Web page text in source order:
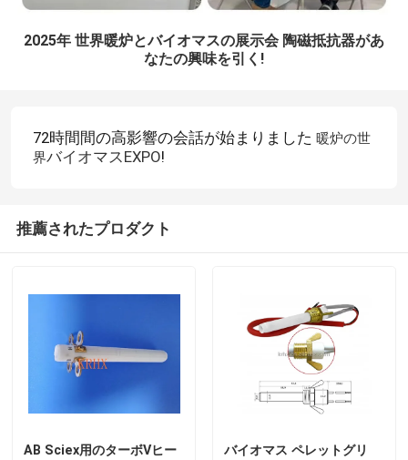
2025年 世界暖炉とバイオマスの展示会 陶磁抵抗器があ
なたの興味を引く!
72時間間の高影響の会話が始まりました
テ
ラ
暖炉の世
界バイオマスEXPO!
推薦されたプロダクト
AB Sciex用のターボVヒー
バイオマス ペレットグリ